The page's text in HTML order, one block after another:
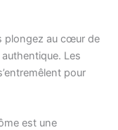
plongez au cœur de
Les
pour
est une